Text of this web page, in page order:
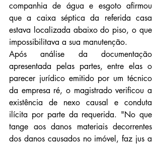
companhia de água e esgoto afirmou
que a caixa séptica da referida casa
estava localizada abaixo do piso, o que
impossibilitava a sua manutenção.
Após análise da documentação
apresentada pelas partes, entre elas o
parecer jurídico emitido por um técnico
da empresa ré, o magistrado verificou a
existência de nexo causal e conduta
ilícita por parte da requerida. "No que
tange aos danos materiais decorrentes
dos danos causados no imóvel, faz jus a